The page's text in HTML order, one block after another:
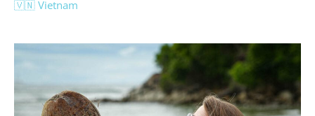
🇻🇳 Vietnam